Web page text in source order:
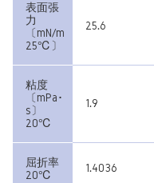
表面張
力
〔mN/m
25℃〕
25.6
粘度
〔mPa･
s〕
20℃
1.9
屈折率
20℃
1.4036